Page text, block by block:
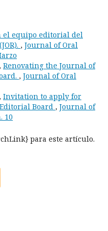
el equipo editorial del
, Journal of Oral
Renovating the Journal of
, Journal of Oral
Invitation to apply for
Board , Journal of
10
para este artículo.